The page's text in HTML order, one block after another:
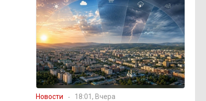
Новости 18:01, Вчера